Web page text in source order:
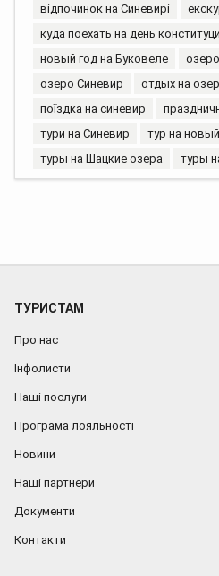
відпочинок на Синевирі
куда поехать на день
новый год на Буковеле
озеро Синевир
отдых на
поїздка на синевир
тури на Синевир
тур на
туры на Шацкие озера
туры
ТУРИСТАМ
Про нас
Інфолисти
Наші послуги
Програма лояльності
Новини
Наші партнери
Документи
Контакти